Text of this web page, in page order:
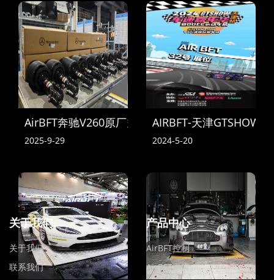
AirBFT奔驰V260原厂空气悬挂到货
2025-9-29
AIRBFT-天津GTSHOW
2024-5-20
关于我们
关于我们
联系我们
产品中心
AirBFT控制
AirBFT避震